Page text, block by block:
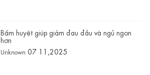
Bấm huyệt giúp giảm đau đầu và ngủ ngon
hơn
Unknown 07 11,2025